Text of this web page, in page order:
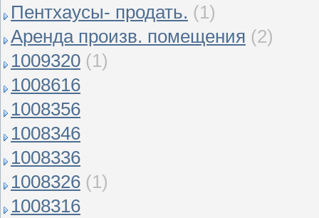
Пентхаусы- продать. (1)
Аренда произв. помещения (2)
1009320 (1)
1008616
1008356
1008346
1008336
1008326 (1)
1008316